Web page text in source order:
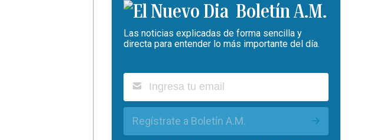
Boletín A.M.
Las noticias explicadas de forma sencilla y
directa para entender lo más importante del día.
Regístrate a Boletín A.M.